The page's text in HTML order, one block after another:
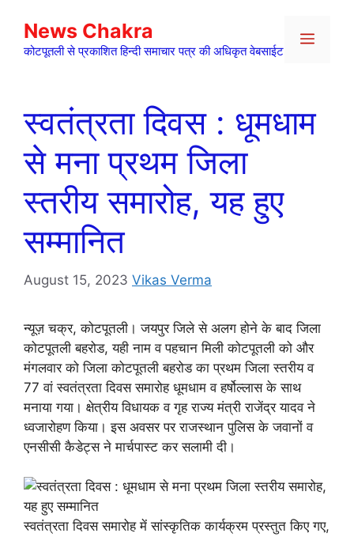
content
News Chakra
कोटपूतली से प्रकाशित हिन्दी समाचार पत्र की अधिकृत वेबसाईट
Menu
स्वतंत्रता दिवस : धूमधाम
से मना प्रथम जिला
स्तरीय समारोह, यह हुए
सम्मानित
August 15, 2023 Vikas Verma
न्यूज़ चक्र, कोटपूतली। जयपुर जिले से अलग होने के बाद जिला
कोटपूतली बहरोड, यही नाम व पहचान मिली कोटपूतली को और
मंगलवार को जिला कोटपूतली बहरोड का प्रथम जिला स्तरीय व
77 वां स्वतंत्रता दिवस समारोह धूमधाम व हर्षोल्लास के साथ
मनाया गया। क्षेत्रीय विधायक व गृह राज्य मंत्री राजेंद्र यादव ने
ध्वजारोहण किया। इस अवसर पर राजस्थान पुलिस के जवानों व
एनसीसी कैडेट्स ने मार्चपास्ट कर सलामी दी।
स्वतंत्रता दिवस समारोह में सांस्कृतिक कार्यक्रम प्रस्तुत किए गए,